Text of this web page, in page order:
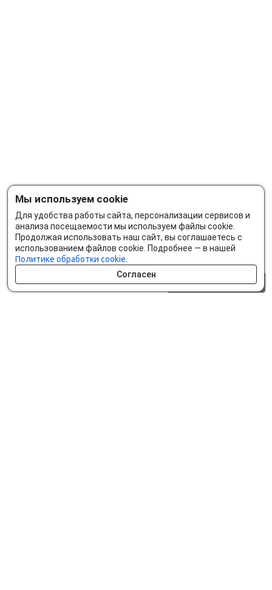
Мы используем cookie
Для удобства работы сайта, персонализации сервисов и
анализа посещаемости мы используем файлы cookie.
Продолжая использовать наш сайт, вы соглашаетесь с
использованием файлов cookie. Подробнее — в нашей
Политике обработки cookie.
Согласен